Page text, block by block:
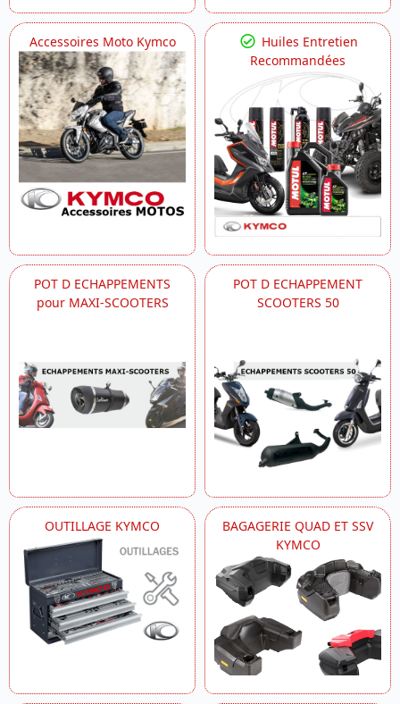
Accessoires Moto Kymco
Huiles Entretien
Recommandées
POT D ECHAPPEMENTS
pour MAXI-SCOOTERS
POT D ECHAPPEMENT
SCOOTERS 50
OUTILLAGE KYMCO
BAGAGERIE QUAD ET SSV
KYMCO